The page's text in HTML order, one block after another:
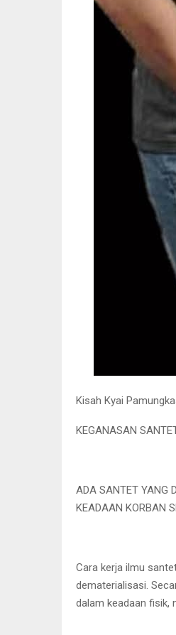
Kisah Kyai
KEGANASAN
ADA SANTET YANG
KEADAAN KORBAN
Cara kerja ilmu
dematerialisasi.
dalam keadaan fisik,